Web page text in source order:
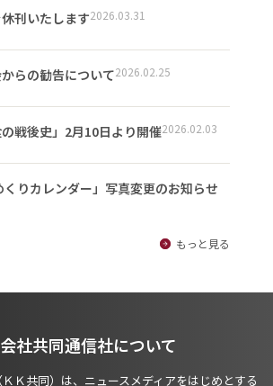
休刊いたします2026.03.31
らの勧告について2026.02.25
戦後史」2月10日より開催2026.02.03
くりカレンダー」写真変更のお知らせ
もっと見る
社共同通信社について
Ｋ共同）は、ニュースメディアをはじめとする